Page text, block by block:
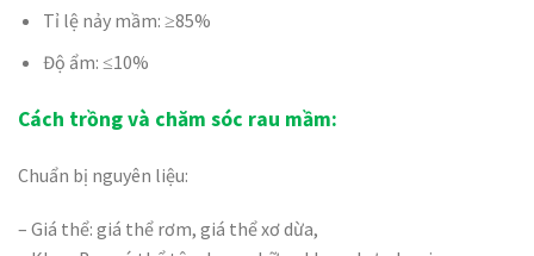
Tỉ lệ nảy mầm: ≥85%
Độ ẩm: ≤10%
Cách trồng và chăm sóc rau mầm:
Chuẩn bị nguyên liệu:
– Giá thể: giá thể rơm, giá thể xơ dừa,